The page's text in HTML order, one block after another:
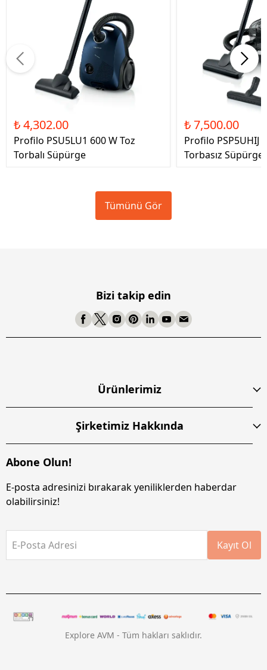
₺ 4,302.00
Profilo PSU5LU1 600 W Toz
Torbalı Süpürge
₺ 7,500.00
Profilo PSP5UHIJ
Torbasız Süpürge
Tümünü Gör
Bizi takip edin
Ürünlerimiz
Şirketimiz Hakkında
Abone Olun!
E-posta adresinizi bırakarak yeniliklerden haberdar
olabilirsiniz!
E-Posta Adresi Kayıt Ol
Explore AVM - Tüm hakları saklıdır.